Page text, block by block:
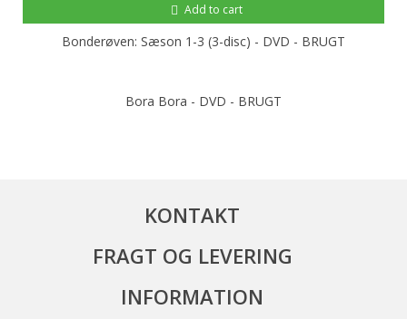
Add to cart
Bonderøven: Sæson 1-3 (3-disc) - DVD - BRUGT
Bora Bora - DVD - BRUGT
KONTAKT
FRAGT OG LEVERING
INFORMATION